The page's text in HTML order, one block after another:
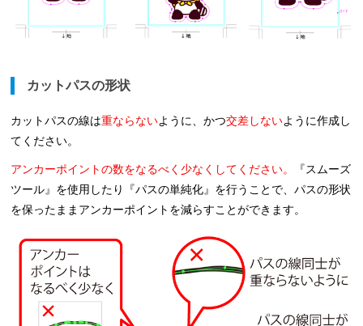
カットパスの形状
カットパスの線は重ならないように、かつ交差しないように作成し
てください。
アンカーポイントの数をなるべく少なくしてください。
『スムーズ
ツール』を使用したり『パスの単純化』を行うことで、パスの形状
を保ったままアンカーポイントを減らすことができます。